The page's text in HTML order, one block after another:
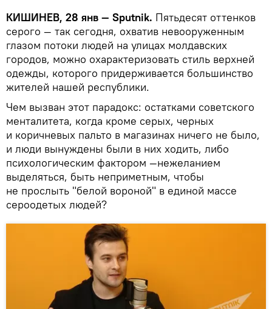
КИШИНЕВ, 28 янв — Sputnik. Пятьдесят оттенков
серого — так сегодня, охватив невооруженным
глазом потоки людей на улицах молдавских
городов, можно охарактеризовать стиль верхней
одежды, которого придерживается большинство
жителей нашей республики.
Чем вызван этот парадокс: остатками советского
менталитета, когда кроме серых, черных
и коричневых пальто в магазинах ничего не было,
и люди вынуждены были в них ходить, либо
психологическим фактором —нежеланием
выделяться, быть неприметным, чтобы
не прослыть "белой вороной" в единой массе
сероодетых людей?